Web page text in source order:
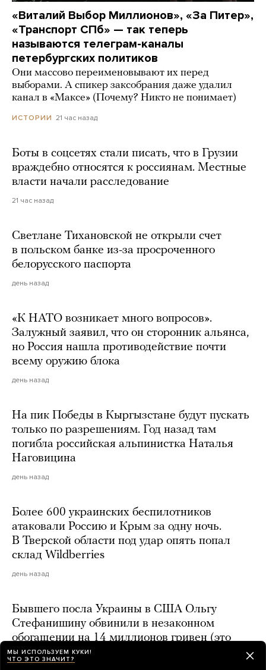
«Виталий Выбор Миллионов», «За Питер»,
«Транспорт СПб» — так теперь
называются телеграм-каналы
петербургских политиков
Они массово переименовывают их перед
выборами. А спикер заксобрания даже удалил
канал в «Максе» (Почему? Никто не понимает)
ИСТОРИИ 21 час назад
Боты в соцсетях стали писать, что в Грузии
враждебно относятся к россиянам. Местные
власти начали расследование
21 час назад
Светлане Тихановской не открыли счет
в польском банке из-за просроченного
белорусского паспорта
день назад
«К НАТО возникает много вопросов».
Залужный заявил, что он сторонник альянса,
но Россия нашла противодействие почти
всему оружию блока
день назад
На пик Победы в Кыргызстане будут пускать
только по разрешениям. Год назад там
погибла российская альпинистка Наталья
Наговицина
день назад
Более 600 украинских беспилотников
атаковали Россию и Крым за одну ночь.
В Тверской области под удар опять попал
склад Wildberries
день назад
Бывшего посла Украины в США Ольгу
Стефанишину обвинили в незаконном
обогащении на 14 миллионов гривен (это
около 25 миллионов рублей)
МЫ ИСПОЛЬЗУЕМ КУКИ!
ЧТО ЭТО ЗНАЧИТ?